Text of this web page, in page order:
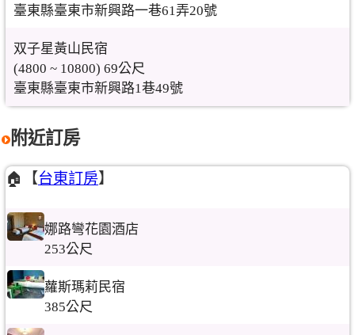
臺東縣臺東市新興路一巷61弄20號
双子星黃山民宿
(4800 ~ 10800) 69公尺
臺東縣臺東市新興路1巷49號
附近訂房
🏠【台東訂房】
娜路彎花園酒店
253公尺
蘿斯瑪莉民宿
385公尺